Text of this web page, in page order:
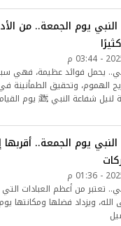
يوم الجمعة.. من
يحمل فوائد عظيمة، فهي
الهموم، وتحقيق الطمأنينة
لنيل شفاعة النبي ﷺ يوم
يوم الجمعة.. أقربها
تعتبر من أعظم العبادات التي
ويزداد فضلها ومكانتها يوم